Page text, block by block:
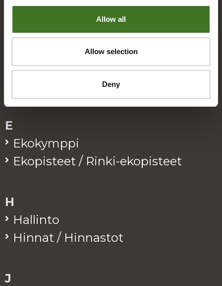
Allow all
Allow selection
Deny
Alue­ke­räys­pis­teet
Asia­kas­pal­ve­lu
B
E
Eko­kymp­pi
Eko­pis­teet / Rinki-eko­pis­teet
H
Hal­lin­to
Hin­nat / Hin­nas­tot
J